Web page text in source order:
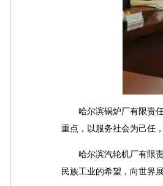
哈尔滨锅炉厂有限责任
重点，以服务社会为己任
哈尔滨汽轮机厂有限责
民族工业的希望，向世界